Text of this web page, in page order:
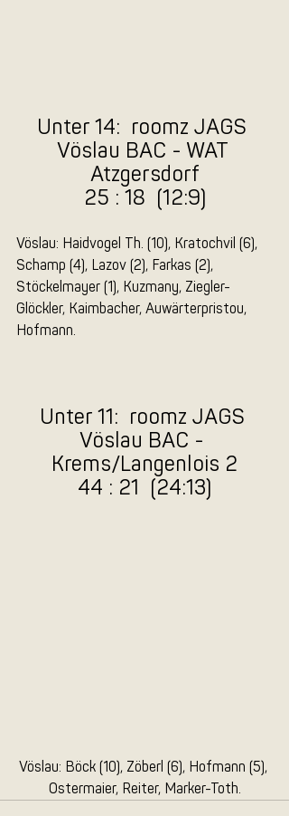
Unter 14:  roomz JAGS
Vöslau BAC - WAT
Atzgersdorf
25 : 18  (12:9)
Vöslau: Haidvogel Th. (10), Kratochvil (6),
Schamp (4), Lazov (2), Farkas (2),
Stöckelmayer (1), Kuzmany, Ziegler-
Glöckler, Kaimbacher, Auwärterpristou,
Hofmann.
Unter 11:  roomz JAGS
Vöslau BAC -
Krems/Langenlois 2
44 : 21  (24:13)
Vöslau: Böck (10), Zöberl (6), Hofmann (5),
Ostermaier, Reiter, Marker-Toth.